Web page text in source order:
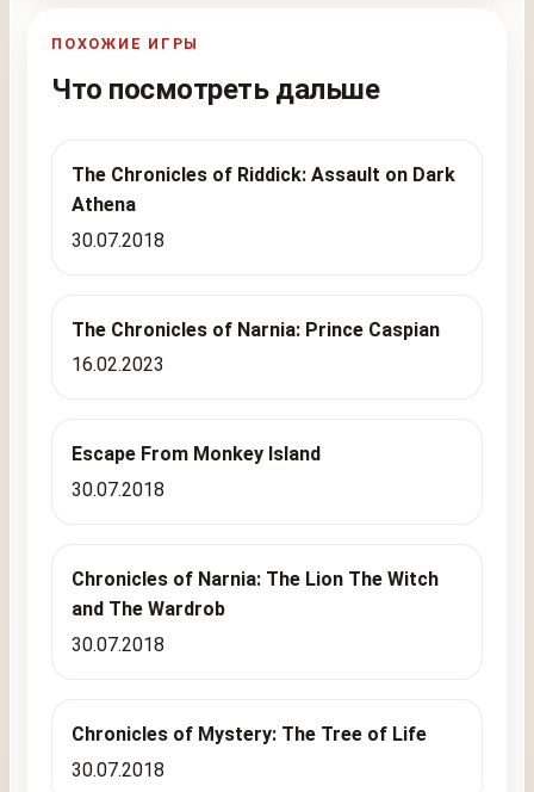
ПОХОЖИЕ ИГРЫ
Что посмотреть дальше
The Chronicles of Riddick: Assault on Dark
Athena
30.07.2018
The Chronicles of Narnia: Prince Caspian
16.02.2023
Escape From Monkey Island
30.07.2018
Chronicles of Narnia: The Lion The Witch
and The Wardrob
30.07.2018
Chronicles of Mystery: The Tree of Life
30.07.2018